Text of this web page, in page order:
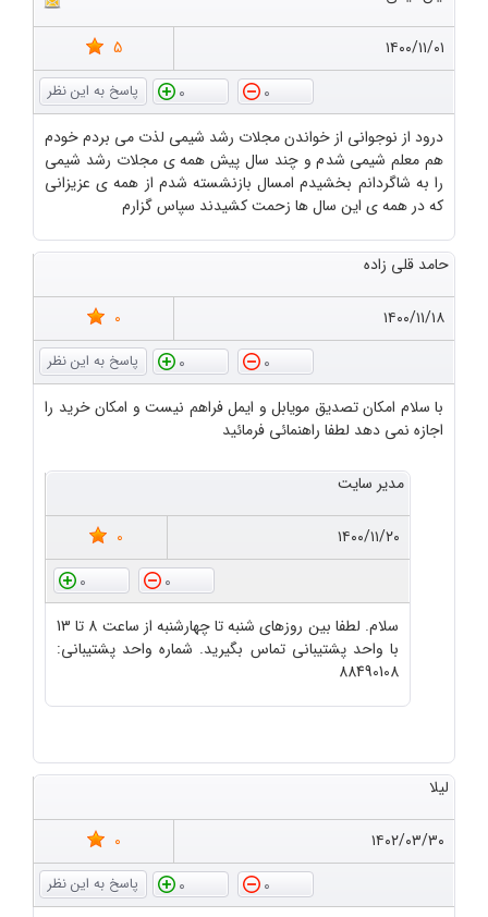
۱۴۰۰/۱۱/۰۱
5
0
0
درود از نوجوانی از خواندن مجلات رشد شیمی لذت می بردم خودم
هم معلم شیمی شدم و چند سال پیش همه ی مجلات رشد شیمی
را به شاگردانم بخشیدم امسال بازنشسته شدم از همه ی عزیزانی
که در همه ی این سال ها زحمت کشیدند سپاس گزارم
حامد قلی زاده
۱۴۰۰/۱۱/۱۸
0
0
0
با سلام امکان تصدیق مویابل و ایمل فراهم نیست و امکان خرید را
اجازه نمی دهد لطفا راهنمائی فرمائید
مدیر سایت
۱۴۰۰/۱۱/۲۰
0
0
0
سلام. لطفا بین روزهای شنبه تا چهارشنبه از ساعت 8 تا 13
با واحد پشتیبانی تماس بگیرید. شماره واحد پشتیبانی:
88490108
لیلا
۱۴۰۲/۰۳/۳۰
0
0
0